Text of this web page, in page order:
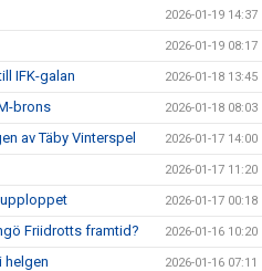
2026-01-19 14:37
2026-01-19 08:17
IFK-galan 2026-01-18 13:45
brons 2026-01-18 08:03
av Täby Vinterspel 2026-01-17 14:00
2026-01-17 11:20
upploppet 2026-01-17 00:18
Friidrotts framtid? 2026-01-16 10:20
helgen 2026-01-16 07:11